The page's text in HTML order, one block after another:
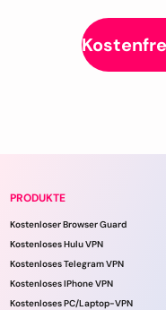
PRODUKTE
Kostenloser Browser Guard
Kostenloses Hulu VPN
Kostenloses Telegram VPN
Kostenloses IPhone VPN
Kostenloses PC/Laptop-VPN